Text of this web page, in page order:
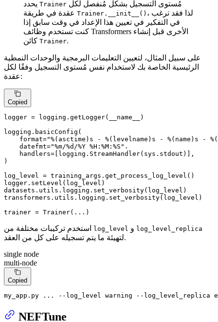
Trainer
Trainer.__init__() ، لذا فقد ترغب
في التفكير في تعيين هذا الإعداد في وقت سابق إذا
كنت تستخدم وظائف Transformers الأخرى قبل إنشاء
Trainer.
على سبيل المثال، لتعيين التعليمات البرمجية والوحدات النمطية
الرئيسية الخاصة بك لاستخدام نفس مُستوى التسجيل وفقًا لكل
عقدة:
Copied
logger = logging.getLogger(__name__)
logging.basicConfig(
format="%(asctime)s - %(levelname)s - %(name)s -
    datefmt=
"%m/%d/%Y %H:%M:%S" ،
    handlers=[logging.StreamHandler(sys.stdout)],
)
log_level = training_args.get_process_log_level()
logger.setLevel(log_level)
datasets.utils.logging.set_verbosity(log_level)
transformers.utils.logging.set_verbosity(log_level)
trainer = Trainer(...)
log_level log_level_replica
لتهيئة ما يتم تسجيله على كل من العقد.
single node
multi-node
Copied
my_app.py ... --log_level warning --log_level_replica
NEFTune